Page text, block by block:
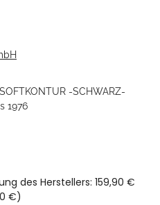
-SCHWARZ-
1976
des Herstellers: 159,90 €
€)